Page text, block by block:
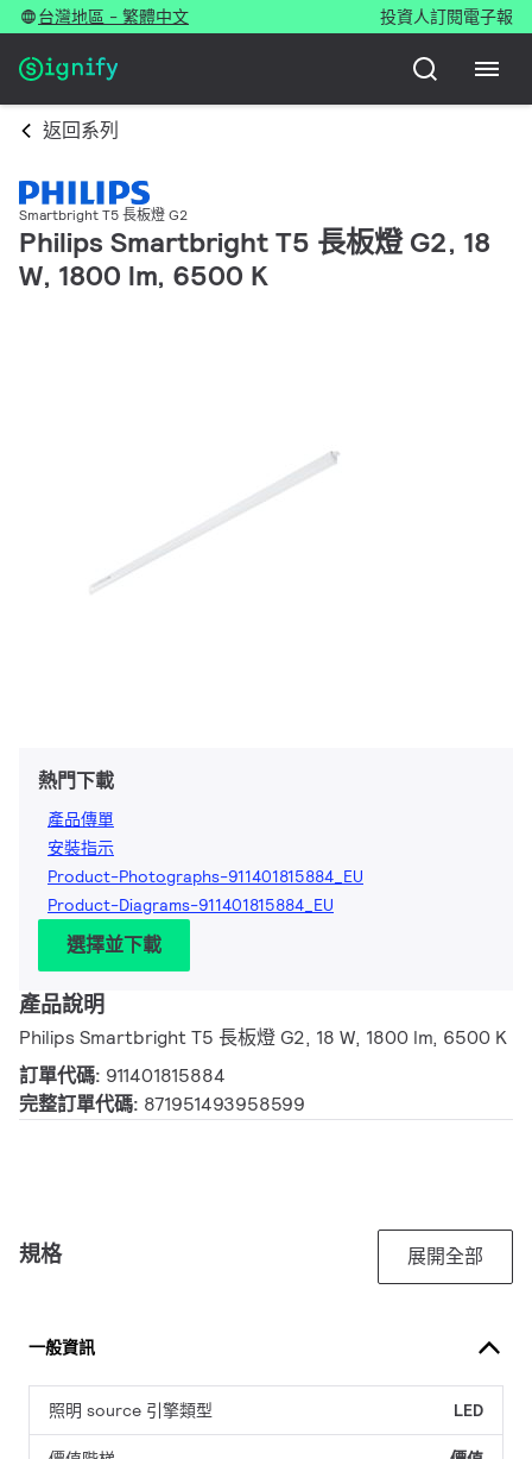
台灣地區 - 繁體中文 投資人訂閱電子報
返回系列
Smartbright T5 長板燈 G2
Philips Smartbright T5 長板燈 G2, 18
W, 1800 lm, 6500 K
熱門下載
產品傳單
安裝指示
Product-Photographs-911401815884_EU
Product-Diagrams-911401815884_EU
選擇並下載
產品說明
Philips Smartbright T5 長板燈 G2, 18 W, 1800 lm, 6500 K
訂單代碼: 911401815884
完整訂單代碼: 871951493958599
規格 展開全部
一般資訊
照明 source 引擎類型 LED